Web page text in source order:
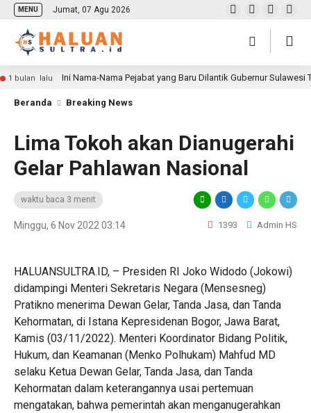
MENU Jumat, 07 Agu 2026
1 bulan lalu Ini Nama-Nama Pejabat yang Baru Dilantik Gubernur Sulawesi
Beranda Breaking News
Lima Tokoh akan Dianugerahi
Gelar Pahlawan Nasional
waktu baca 3 menit
Minggu, 6 Nov 2022 03:14 1393 Admin HS
HALUANSULTRA.ID, – Presiden RI Joko Widodo (Jokowi)
didampingi Menteri Sekretaris Negara (Mensesneg)
Pratikno menerima Dewan Gelar, Tanda Jasa, dan Tanda
Kehormatan, di Istana Kepresidenan Bogor, Jawa Barat,
Kamis (03/11/2022). Menteri Koordinator Bidang Politik,
Hukum, dan Keamanan (Menko Polhukam) Mahfud MD
selaku Ketua Dewan Gelar, Tanda Jasa, dan Tanda
Kehormatan dalam keterangannya usai pertemuan
mengatakan, bahwa pemerintah akan menganugerahkan